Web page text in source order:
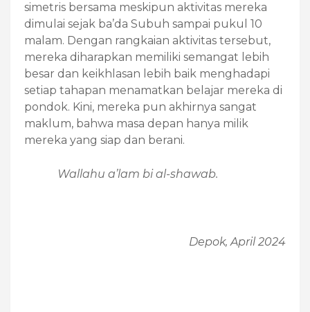
simetris bersama meskipun aktivitas mereka
dimulai sejak ba’da Subuh sampai pukul 10
malam. Dengan rangkaian aktivitas tersebut,
mereka diharapkan memiliki semangat lebih
besar dan keikhlasan lebih baik menghadapi
setiap tahapan menamatkan belajar mereka di
pondok. Kini, mereka pun akhirnya sangat
maklum, bahwa masa depan hanya milik
mereka yang siap dan berani.
Wallahu a’lam bi al-shawab.
Depok,April2024